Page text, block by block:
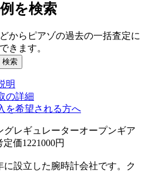
を検索
からピアゾの過去の一括査定に
きます。
検索
明
の詳細
を希望される方へ
グレギュレーターオープンギア
価1221000円
に設立した腕時計会社です。ク